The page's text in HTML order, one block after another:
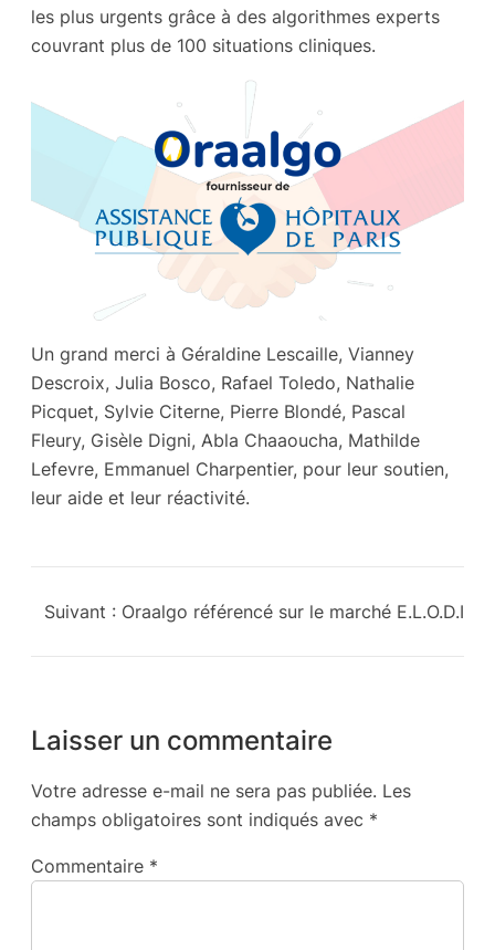
les plus urgents grâce à des algorithmes experts
couvrant plus de 100 situations cliniques.
Un grand merci à Géraldine Lescaille, Vianney
Descroix, Julia Bosco, Rafael Toledo, Nathalie
Picquet, Sylvie Citerne, Pierre Blondé, Pascal
Fleury, Gisèle Digni, Abla Chaaoucha, Mathilde
Lefevre, Emmanuel Charpentier, pour leur soutien,
leur aide et leur réactivité.
Suivant : Oraalgo référencé sur le marché E.L.O.D.I
Laisser un commentaire
Votre adresse e-mail ne sera pas publiée. Les
champs obligatoires sont indiqués avec *
Commentaire *